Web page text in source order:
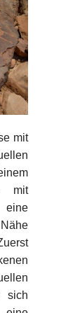
mit
mit
sich